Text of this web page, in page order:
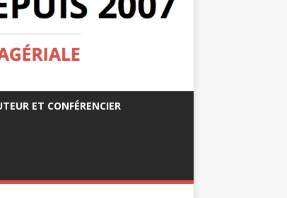
ET CONFÉRENCIER